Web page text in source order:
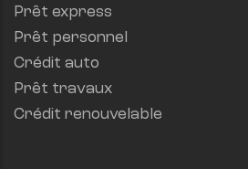
Prêt express
Prêt personnel
Crédit auto
Prêt travaux
Crédit renouvelable